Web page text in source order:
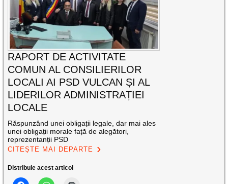
RAPORT DE ACTIVITATE
COMUN AL CONSILIERILOR
LOCALI AI PSD VULCAN ȘI AL
LIDERILOR ADMINISTRAȚIEI
LOCALE
Răspunzând unei obligații legale, dar mai ales
unei obligații morale față de alegători,
reprezentanții PSD
CITEȘTE MAI DEPARTE
Distribuie acest articol